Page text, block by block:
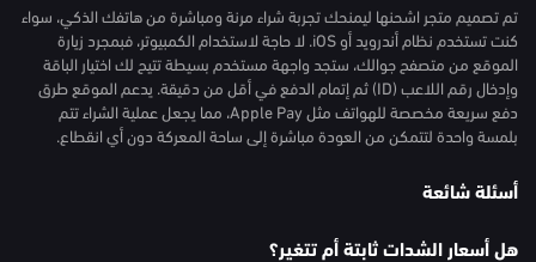
تم تصميم متجر اشحنها ليمنحك تجربة شراء مرنة ومباشرة من هاتفك الذكي، سواء
كنت تستخدم نظام أندرويد أو iOS. لا حاجة لاستخدام الكمبيوتر، فبمجرد زيارة
الموقع من متصفح جوالك، ستجد واجهة مستخدم بسيطة تتيح لك اختيار الباقة
وإدخال رقم اللاعب (ID) ثم إتمام الدفع في أقل من دقيقة. يدعم الموقع طرق
دفع سريعة مخصصة للهواتف مثل Apple Pay، مما يجعل عملية الشراء تتم
بلمسة واحدة لتتمكن من العودة مباشرة إلى ساحة المعركة دون أي انقطاع.
أسئلة شائعة
هل أسعار الشدات ثابتة أم تتغير؟